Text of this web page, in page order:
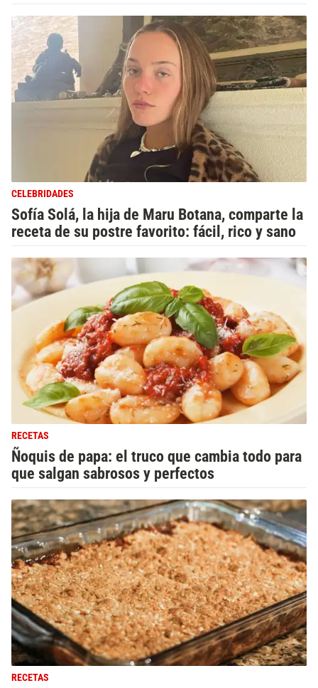
CELEBRIDADES
Sofía Solá, la hija de Maru Botana, comparte la
receta de su postre favorito: fácil, rico y sano
RECETAS
Ñoquis de papa: el truco que cambia todo para
que salgan sabrosos y perfectos
RECETAS